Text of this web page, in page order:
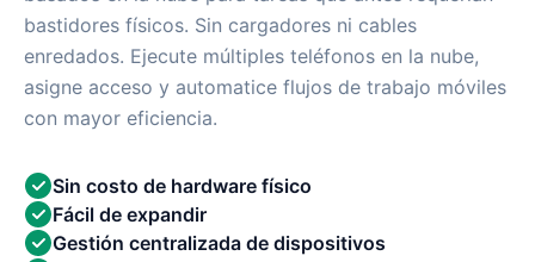
bastidores físicos. Sin cargadores ni cables
enredados. Ejecute múltiples teléfonos en la nube,
asigne acceso y automatice flujos de trabajo móviles
con mayor eficiencia.
Sin costo de hardware físico
Fácil de expandir
Gestión centralizada de dispositivos